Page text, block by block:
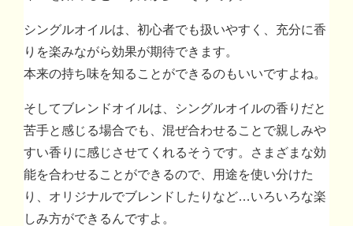
シングルオイルは、初心者でも扱いやすく、充分に香
りを楽みながら効果が期待できます。
本来の持ち味を知ることができるのもいいですよね。
そしてブレンドオイルは、シングルオイルの香りだと
苦手と感じる場合でも、混ぜ合わせることで親しみや
すい香りに感じさせてくれるそうです。さまざまな効
能を合わせることができるので、用途を使い分けた
り、オリジナルでブレンドしたりなど…いろいろな楽
しみ方ができるんですよ。